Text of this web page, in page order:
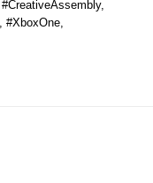
#CreativeAssembly,
#XboxOne